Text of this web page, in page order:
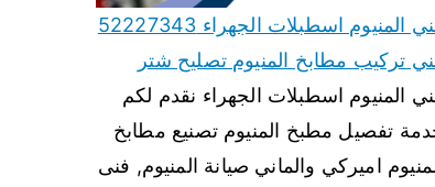
فني المنيوم اسطبلات الجهراء 52227343
تركيب مطابخ المنيوم تصليح شتر
المنيوم اسطبلات الجهراء نقدم لكم
تفصيل مطبخ المنيوم تصنيع مطابخ
اميركي والماني صيانة المنيوم, فنى